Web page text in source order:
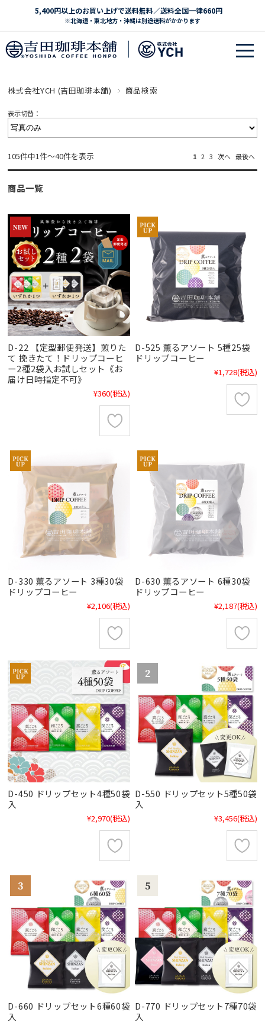
5,400円以上のお買い上げで送料無料／送料全国一律660円
※北海道・東北地方・沖縄は別途送料がかかります
株式会社YCH (吉田珈琲本舗) 商品検索
表示切替：
105件中1件～40件を表示 1 2 3 次へ 最後へ
商品一覧
D-22 【定型郵便発送】煎りた
て 挽きたて！ドリップコーヒ
ー2種2袋入お試しセット《お
届け日時指定不可》
¥360(税込)
D-525 薫るアソート 5種25袋
ドリップコーヒー
¥1,728(税込)
D-330 薫るアソート 3種30袋
ドリップコーヒー
¥2,106(税込)
D-630 薫るアソート 6種30袋
ドリップコーヒー
¥2,187(税込)
D-450 ドリップセット4種50袋
入
¥2,970(税込)
D-550 ドリップセット5種50袋
入
¥3,456(税込)
D-660 ドリップセット6種60袋
入
D-770 ドリップセット7種70袋
入